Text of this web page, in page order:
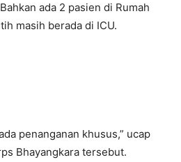
ada 2 pasien di Rumah
masih berada di ICU.
penanganan khusus,” ucap
Bhayangkara tersebut.